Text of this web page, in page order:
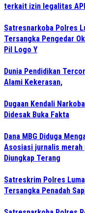
terkait izin legalitas
Satresnarkoba Polres
Tersangka Pengedar
Pil Logo Y
Dunia Pendidikan
Alami Kekerasan,
Dugaan Kendali
Didesak Buka Fakta
Dana MBG Diduga
Asosiasi jurnalis merah
Diungkap Terang
Satreskrim Polres
Tersangka Penadah